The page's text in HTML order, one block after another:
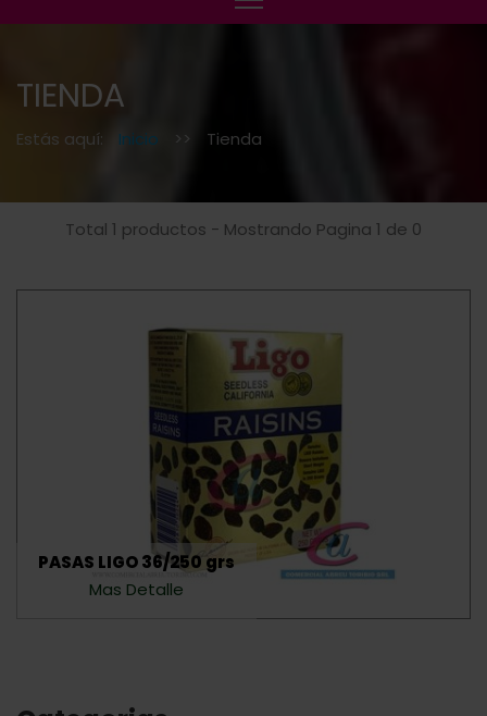
TIENDA
Estás aquí: Inicio >> Tienda
Total 1 productos - Mostrando Pagina 1 de 0
PASAS LIGO 36/250 grs
Mas Detalle